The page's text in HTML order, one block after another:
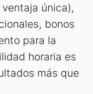
única),
bonos
para la
horaria es
más que